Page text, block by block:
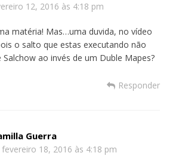
12, 2016 às 4:18 pm
matéria! Mas…uma duvida, no vídeo
o salto que estas executando não
Salchow ao invés de um Duble Mapes?
Responder
Guerra
fevereiro 18, 2016 às 4:18 pm